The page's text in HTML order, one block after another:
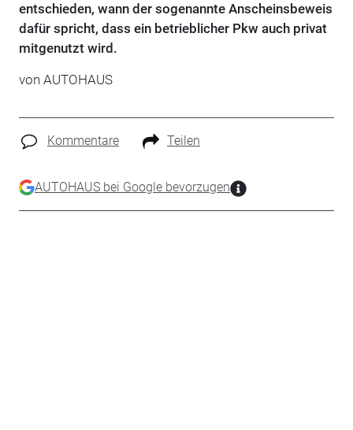
entschieden, wann der sogenannte Anscheinsbeweis
dafür spricht, dass ein betrieblicher Pkw auch privat
mitgenutzt wird.
von AUTOHAUS
Kommentare Teilen
AUTOHAUS bei Google bevorzugen